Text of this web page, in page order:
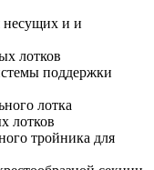
несущих и и
лотков
поддержки
лотка
лотков
тройника для